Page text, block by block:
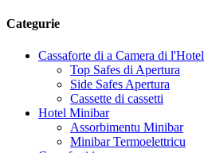
Categurie
Cassaforte di a Camera di l'Hotel
Top Safes di Apertura
Side Safes Apertura
Cassette di cassetti
Hotel Minibar
Assorbimentu Minibar
Minibar Termoelettricu